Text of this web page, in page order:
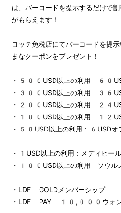
は、バーコードを提示するだけで
がもらえます！
ロッテ免税店にてバーコードを提
まなクーポンをプレゼント！
・500USD以上の利用：
・300USD以上の利用：
・200USD以上の利用：
・100USD以上の利用：
・50USD以上の利用：6USDオ
・1USD以上の利用：メディヒ
・100USD以上の利用：ソウル
・LDF GOLDメンバーシップ
・LDF PAY 10,000ウォ